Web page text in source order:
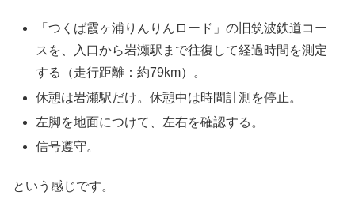
「つくば霞ヶ浦りんりんロード」の旧筑波鉄道コー
スを、入口から岩瀬駅まで往復して経過時間を測定
する（走行距離：約79km）。
休憩は岩瀬駅だけ。休憩中は時間計測を停止。
左脚を地面につけて、左右を確認する。
信号遵守。
という感じです。